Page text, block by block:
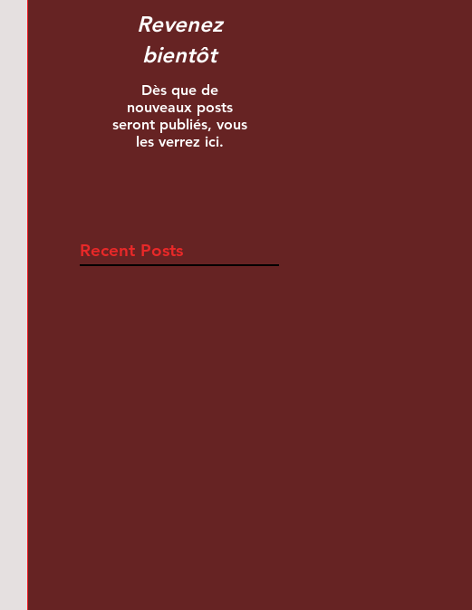
Revenez
bientôt
Dès que de
nouveaux posts
seront publiés, vous
les verrez ici.
Recent Posts